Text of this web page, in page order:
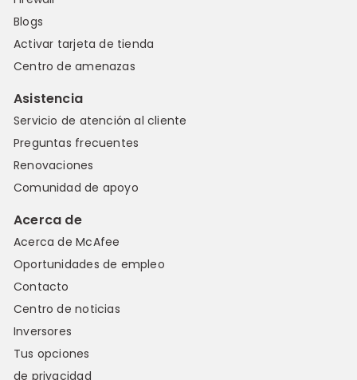
Blogs
Activar tarjeta de tienda
Centro de amenazas
Asistencia
Servicio de atención al cliente
Preguntas frecuentes
Renovaciones
Comunidad de apoyo
Acerca de
Acerca de McAfee
Oportunidades de empleo
Contacto
Centro de noticias
Inversores
Tus opciones
de privacidad